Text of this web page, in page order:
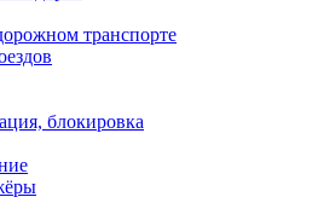
транспорте
блокировка